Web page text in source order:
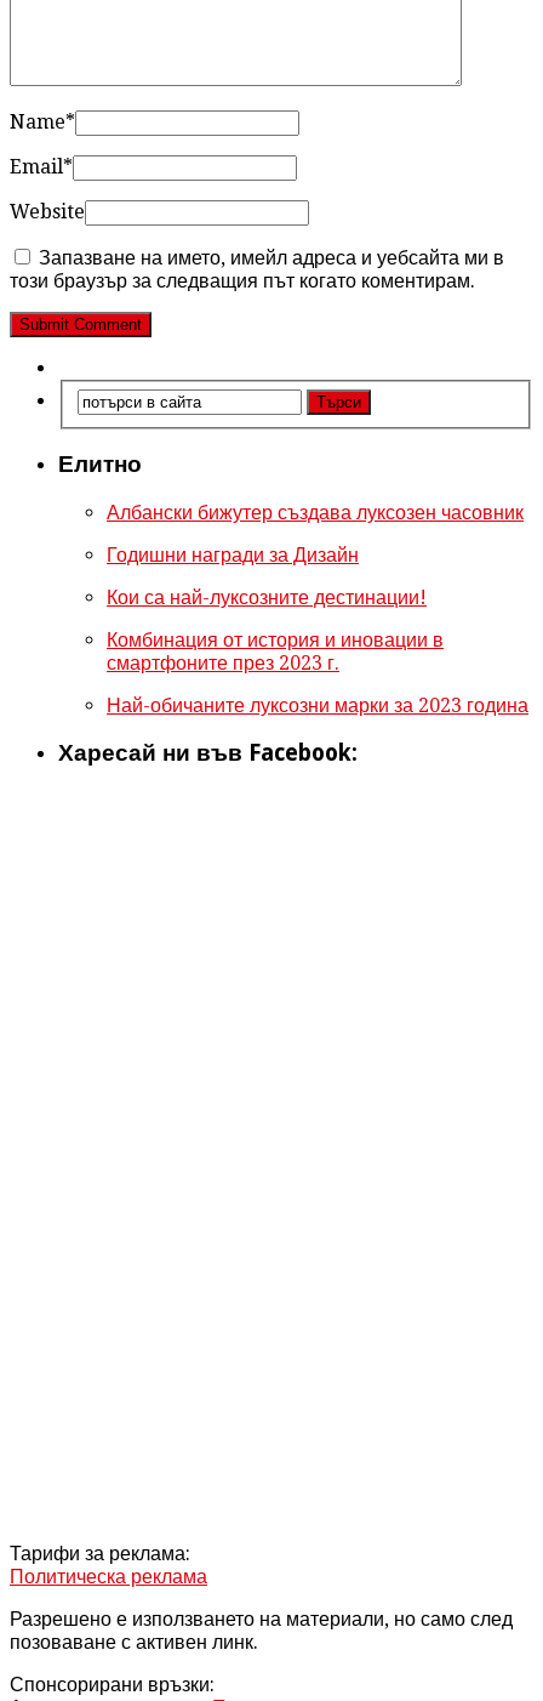
Name*
Email*
Website
Запазване на името, имейл адреса и уебсайта ми в
този браузър за следващия път когато коментирам.
Елитно
Албански бижутер създава луксозен часовник
Годишни награди за Дизайн
Кои са най-луксозните дестинации!
Комбинация от история и иновации в
смартфоните през 2023 г.
Най-обичаните луксозни марки за 2023 година
Харесай ни във Facebook:
Тарифи за реклама:
Политическа реклама
Разрешено е използването на материали, но само след
позоваване с активен линк.
Спонсорирани връзки: